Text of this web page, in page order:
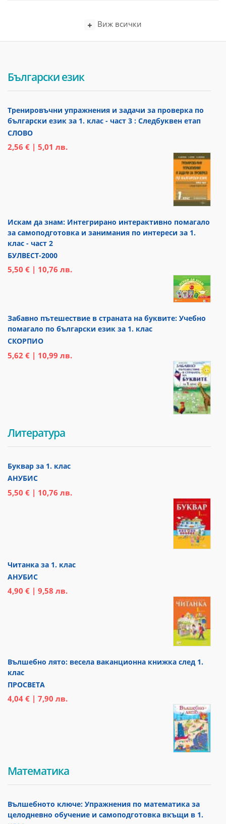
Виж всички
Български език
Тренировъчни упражнения и задачи за проверка по
български език за 1. клас - част 3 : Следбуквен етап
СЛОВО
2,56 € | 5,01 лв.
Искам да знам: Интегрирано интерактивно помагало
за самоподготовка и занимания по интереси за 1.
клас - част 2
БУЛВЕСТ-2000
5,50 € | 10,76 лв.
Забавно пътешествие в страната на буквите: Учебно
помагало по български език за 1. клас
СКОРПИО
5,62 € | 10,99 лв.
Литература
Буквар за 1. клас
АНУБИС
5,50 € | 10,76 лв.
Читанка за 1. клас
АНУБИС
4,90 € | 9,58 лв.
Вълшебно лято: весела ваканционна книжка след 1.
клас
ПРОСВЕТА
4,04 € | 7,90 лв.
Математика
Вълшебното ключе: Упражнения по математика за
целодневно обучение и самоподготовка вкъщи в 1.